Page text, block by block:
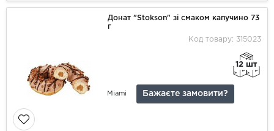
Донат "Stokson" зі смаком капучино 73
г
Код товару: 315023
12 шт
Miami Бажаєте замовити?